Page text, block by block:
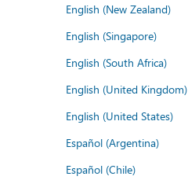
English (New Zealand)
English (Singapore)
English (South Africa)
English (United Kingdom)
English (United States)
Español (Argentina)
Español (Chile)